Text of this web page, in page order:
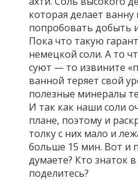
которая делает
попробовать добыть
Пока что такую
немецкой соли. А то
суют — то извините
ванной теряет свой
полезные минералы
И так как наши соли
плане, поэтому и
толку с них мало и
больше 15 мин. Вот и
думаете? Кто знаток
поделитесь?